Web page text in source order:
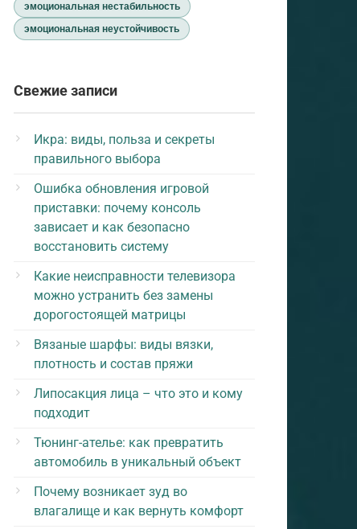
эмоциональная нестабильность
эмоциональная неустойчивость
Свежие записи
Икра: виды, польза и секреты
правильного выбора
Ошибка обновления игровой
приставки: почему консоль
зависает и как безопасно
восстановить систему
Какие неисправности телевизора
можно устранить без замены
дорогостоящей матрицы
Вязаные шарфы: виды вязки,
плотность и состав пряжи
Липосакция лица – что это и кому
подходит
Тюнинг-ателье: как превратить
автомобиль в уникальный объект
Почему возникает зуд во
влагалище и как вернуть комфорт